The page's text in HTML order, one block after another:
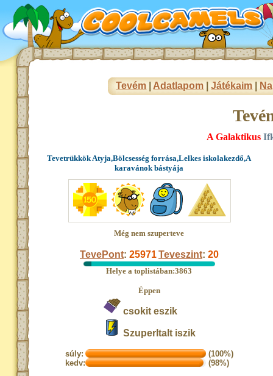
Tevém Adatlapom |Játékaim
A Galaktikus
Tevetrükkök Atyja,Bölcsesség forrása,Lelkes iskolakezdő,A
karavánok bástyája
Még nem szuperteve
TevePont: 25971Teveszint: 20
Helye a toplistában:3863
Éppen
csokit eszik
SzuperItalt iszik
súly:
(100%)
kedv:
(98%)